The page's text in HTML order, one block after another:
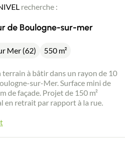
recherche :
de Boulogne-sur-mer
Mer (62) 550 m²
terrain à bâtir dans un rayon de 10
sur-Mer. Surface mini de
de façade. Projet de 150 m²
en retrait par rapport à la rue.